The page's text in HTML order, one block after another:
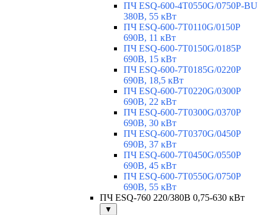
ПЧ ESQ-600-4T0550G/0750P-BU
380В, 55 кВт
ПЧ ESQ-600-7T0110G/0150P
690В, 11 кВт
ПЧ ESQ-600-7T0150G/0185P
690В, 15 кВт
ПЧ ESQ-600-7T0185G/0220P
690В, 18,5 кВт
ПЧ ESQ-600-7T0220G/0300P
690В, 22 кВт
ПЧ ESQ-600-7T0300G/0370P
690В, 30 кВт
ПЧ ESQ-600-7T0370G/0450P
690В, 37 кВт
ПЧ ESQ-600-7T0450G/0550P
690В, 45 кВт
ПЧ ESQ-600-7T0550G/0750P
690В, 55 кВт
ПЧ ESQ-760 220/380В 0,75-630 кВт
▼